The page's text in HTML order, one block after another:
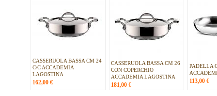
CASSERUOLA BASSA CM 24
C/C ACCADEMIA
LAGOSTINA
162,00 €
CASSERUOLA BASSA CM 26
CON COPERCHIO
ACCADEMIA LAGOSTINA
181,00 €
PADELLA
113,00 €